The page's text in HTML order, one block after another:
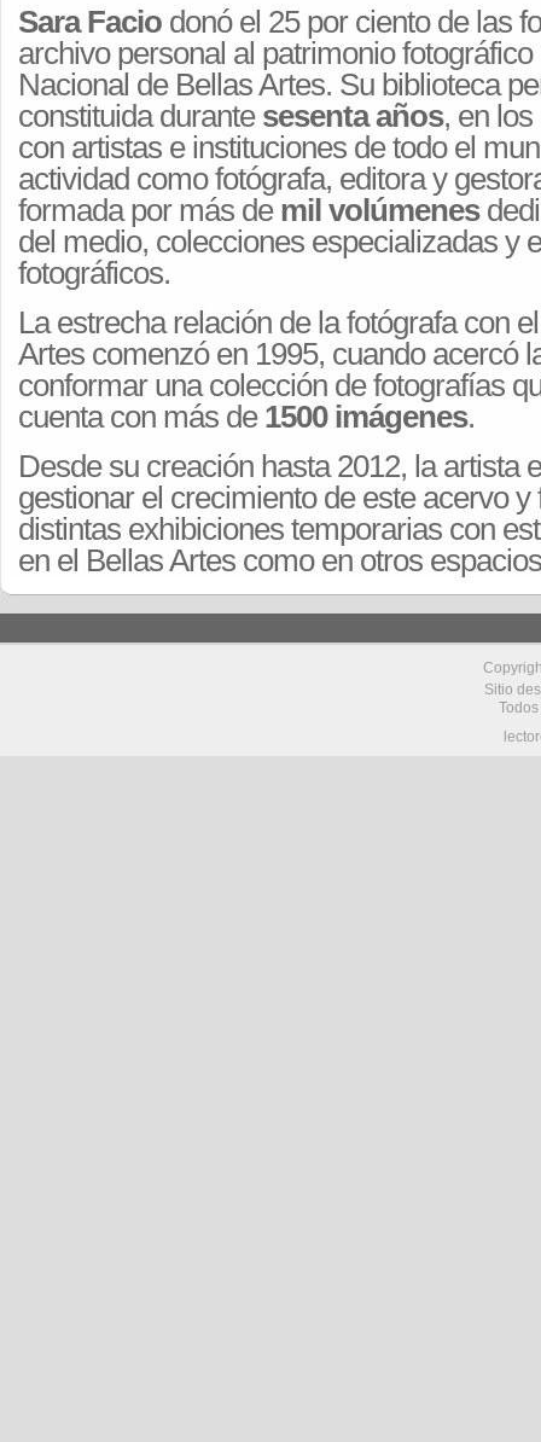
Sara Facio donó el 25 por ciento de las
archivo personal al patrimonio
Nacional de Bellas Artes. Su biblioteca
constituida durante sesenta años, en
con artistas e instituciones de todo el
actividad como fotógrafa, editora y
formada por más de mil volúmenes
del medio, colecciones especializadas y
fotográficos.
La estrecha relación de la fotógrafa con
Artes comenzó en 1995, cuando acercó
conformar una colección de fotografías
cuenta con más de 1500 imágenes.
Desde su creación hasta 2012, la artista
gestionar el crecimiento de este acervo y
distintas exhibiciones temporarias con
en el Bellas Artes como en otros
Sitio